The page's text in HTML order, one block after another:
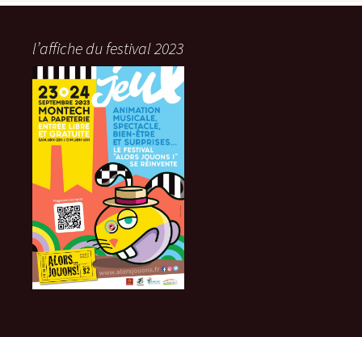
l’affiche du festival 2023